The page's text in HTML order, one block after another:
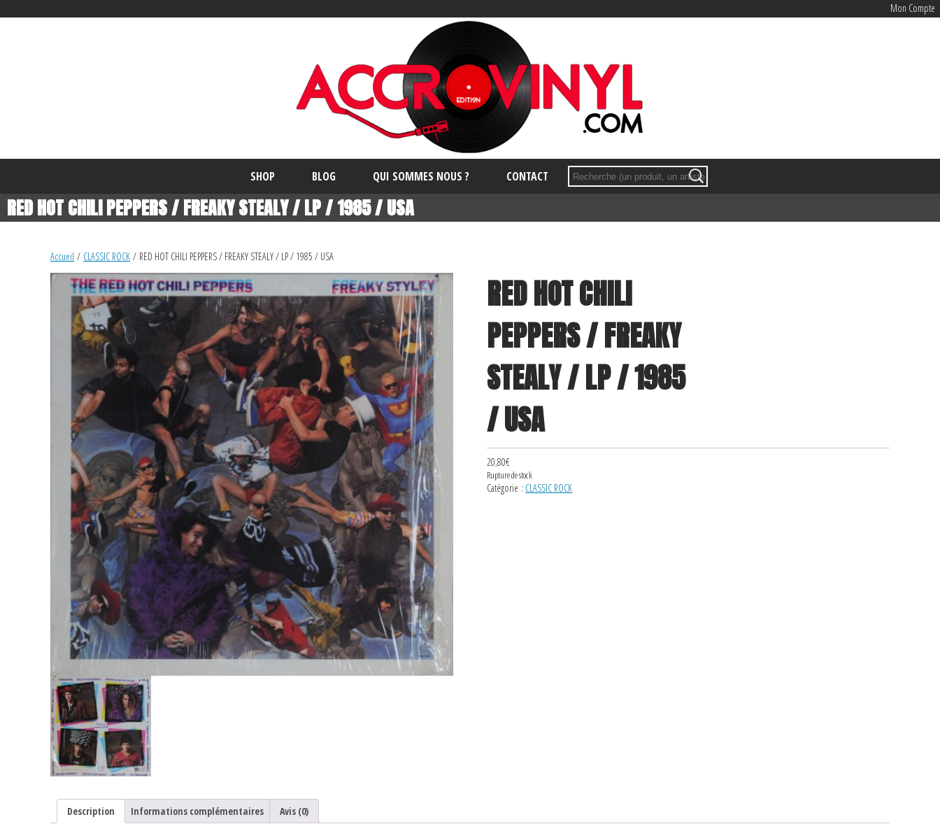
SHOP BLOG QUI SOMMES NOUS ? CONTACT
Mon Compte
RED HOT CHILI PEPPERS / FREAKY STEALY / LP / 1985 / USA
Accueil / CLASSIC ROCK / RED HOT CHILI PEPPERS / FREAKY STEALY / LP / 1985 / USA
RED HOT CHILI
PEPPERS / FREAKY
STEALY / LP / 1985
/ USA
20,80€
Rupture de stock
Catégorie : CLASSIC ROCK
Description Informations complémentaires Avis (0)